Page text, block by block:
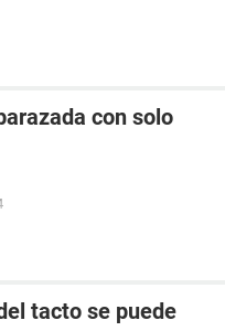
con solo
tacto se puede